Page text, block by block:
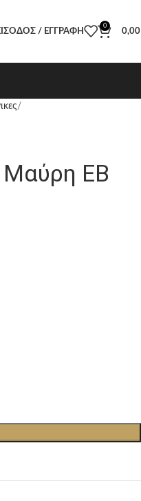
/ ΕΓΓΡΑΦΉ
0
EB